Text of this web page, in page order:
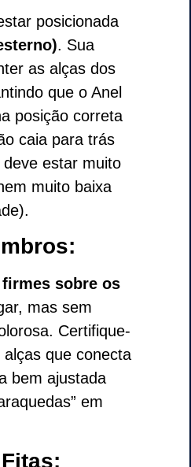
posicionada
. Sua
as alças dos
que o Anel
posição correta
caia para trás
estar muito
muito baixa
firmes sobre os
mas sem
Certifique-
que conecta
bem ajustada
em